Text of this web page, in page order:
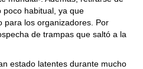
habitual, ya que
para los organizadores. Por
de trampas que saltó a la
estado latentes durante mucho